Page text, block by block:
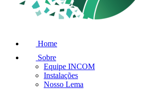
Home
Sobre
Equipe INCOM
Instalações
Nosso Lema